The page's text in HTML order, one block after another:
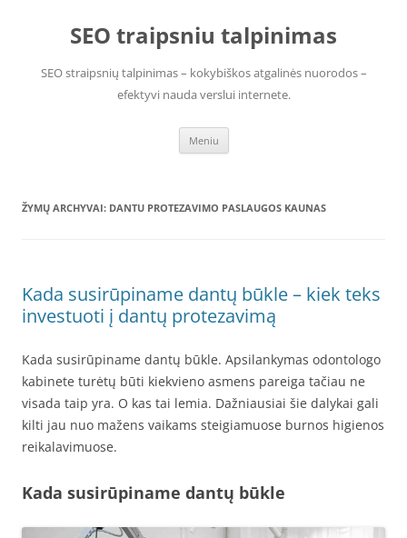
SEO traipsniu talpinimas
SEO straipsnių talpinimas – kokybiškos atgalinės nuorodos –
efektyvi nauda verslui internete.
Meniu
ŽYMŲ ARCHYVAI: DANTU PROTEZAVIMO PASLAUGOS KAUNAS
Kada susirūpiname dantų būkle – kiek teks
investuoti į dantų protezavimą
Kada susirūpiname dantų būkle. Apsilankymas odontologo
kabinete turėtų būti kiekvieno asmens pareiga tačiau ne
visada taip yra. O kas tai lemia. Dažniausiai šie dalykai gali
kilti jau nuo mažens vaikams steigiamuose burnos higienos
reikalavimuose.
Kada susirūpiname dantų būkle